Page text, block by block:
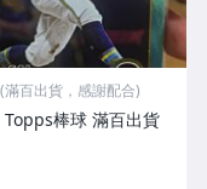
百出貨，感謝配合)
Topps棒球 滿百出貨